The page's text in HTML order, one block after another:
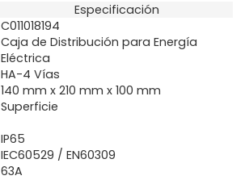
Especificación
C011018194
Caja de Distribución para Energía
Eléctrica
HA-4 Vías
140 mm x 210 mm x 100 mm
Superficie
IP65
IEC60529 / EN60309
63A